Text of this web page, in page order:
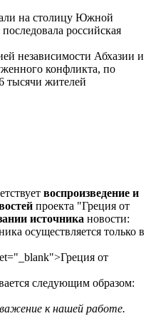
на столицу Южной
российская
независимости Абхазии и
конфликта, по
жителей
воспроизведение и
проекта "Греция от
источника новости:
осуществляется только в
от
следующим образом:
к нашей работе.